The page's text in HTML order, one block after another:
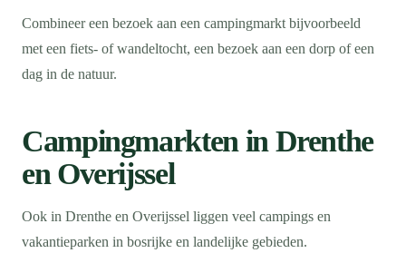
Combineer een bezoek aan een campingmarkt bijvoorbeeld
met een fiets- of wandeltocht, een bezoek aan een dorp of een
dag in de natuur.
Campingmarkten in Drenthe
en Overijssel
Ook in Drenthe en Overijssel liggen veel campings en
vakantieparken in bosrijke en landelijke gebieden.